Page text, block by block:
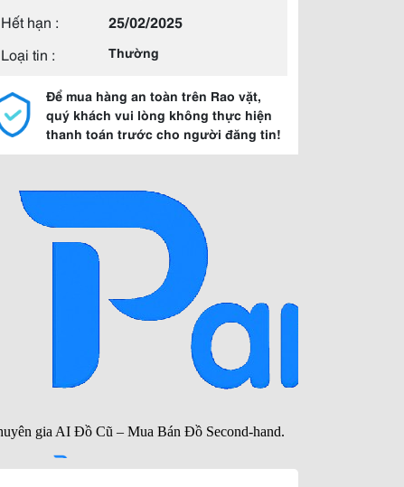
Hết hạn :
25/02/2025
Loại tin :
Thường
Để mua hàng an toàn trên Rao vặt,
quý khách vui lòng không thực hiện
thanh toán trước cho người đăng tin!